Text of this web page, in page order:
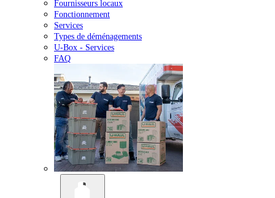
Fournisseurs locaux
Fonctionnement
Services
Types de déménagements
U-Box - Services
FAQ